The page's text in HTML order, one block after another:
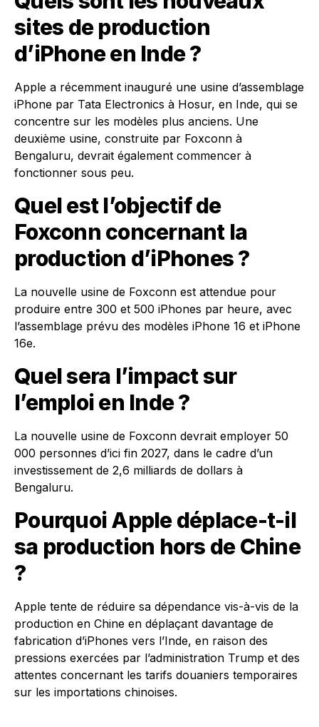
sites de production
d’iPhone en Inde ?
Apple a récemment inauguré une usine d’assemblage
iPhone par Tata Electronics à Hosur, en Inde, qui se
concentre sur les modèles plus anciens. Une
deuxième usine, construite par Foxconn à
Bengaluru, devrait également commencer à
fonctionner sous peu.
Quel est l’objectif de
Foxconn concernant la
production d’iPhones ?
La nouvelle usine de Foxconn est attendue pour
produire entre 300 et 500 iPhones par heure, avec
l’assemblage prévu des modèles iPhone 16 et iPhone
16e.
Quel sera l’impact sur
l’emploi en Inde ?
La nouvelle usine de Foxconn devrait employer 50
000 personnes d’ici fin 2027, dans le cadre d’un
investissement de 2,6 milliards de dollars à
Bengaluru.
Pourquoi Apple déplace-t-il
sa production hors de Chine
?
Apple tente de réduire sa dépendance vis-à-vis de la
production en Chine en déplaçant davantage de
fabrication d’iPhones vers l’Inde, en raison des
pressions exercées par l’administration Trump et des
attentes concernant les tarifs douaniers temporaires
sur les importations chinoises.